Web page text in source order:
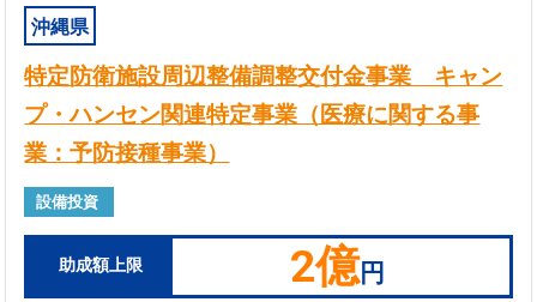
沖縄県
特定防衛施設周辺整備調整交付金事業 キャン
プ・ハンセン関連特定事業（医療に関する事
業：予防接種事業）
設備投資
助成額上限 2億円